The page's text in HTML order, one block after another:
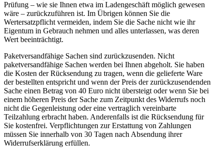
Prüfung – wie sie Ihnen etwa im Ladengeschäft möglich gewesen
wäre – zurückzuführen ist. Im Übrigen können Sie die
Wertersatzpflicht vermeiden, indem Sie die Sache nicht wie ihr
Eigentum in Gebrauch nehmen und alles unterlassen, was deren
Wert beeinträchtigt.
Paketversandfähige Sachen sind zurückzusenden. Nicht
paketversandfähige Sachen werden bei Ihnen abgeholt. Sie haben
die Kosten der Rücksendung zu tragen, wenn die gelieferte Ware
der bestellten entspricht und wenn der Preis der zurückzusendenden
Sache einen Betrag von 40 Euro nicht übersteigt oder wenn Sie bei
einem höheren Preis der Sache zum Zeitpunkt des Widerrufs noch
nicht die Gegenleistung oder eine vertraglich vereinbarte
Teilzahlung erbracht haben. Anderenfalls ist die Rücksendung für
Sie kostenfrei. Verpflichtungen zur Erstattung von Zahlungen
müssen Sie innerhalb von 30 Tagen nach Absendung ihrer
Widerrufserklärung erfüllen.